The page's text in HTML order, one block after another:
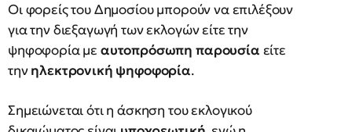
Οι φορείς του Δημοσίου μπορούν να επιλέξουν
για την διεξαγωγή των εκλογών είτε την
ψηφοφορία με αυτοπρόσωπη παρουσία είτε
τηνηλεκτρονική ψηφοφορία.
Σημειώνεται ότι η άσκηση του εκλογικού